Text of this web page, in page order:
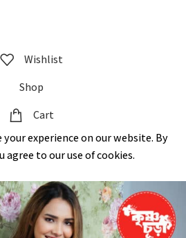
Wishlist
Shop
Cart
experience on our website. By
to our use of cookies.